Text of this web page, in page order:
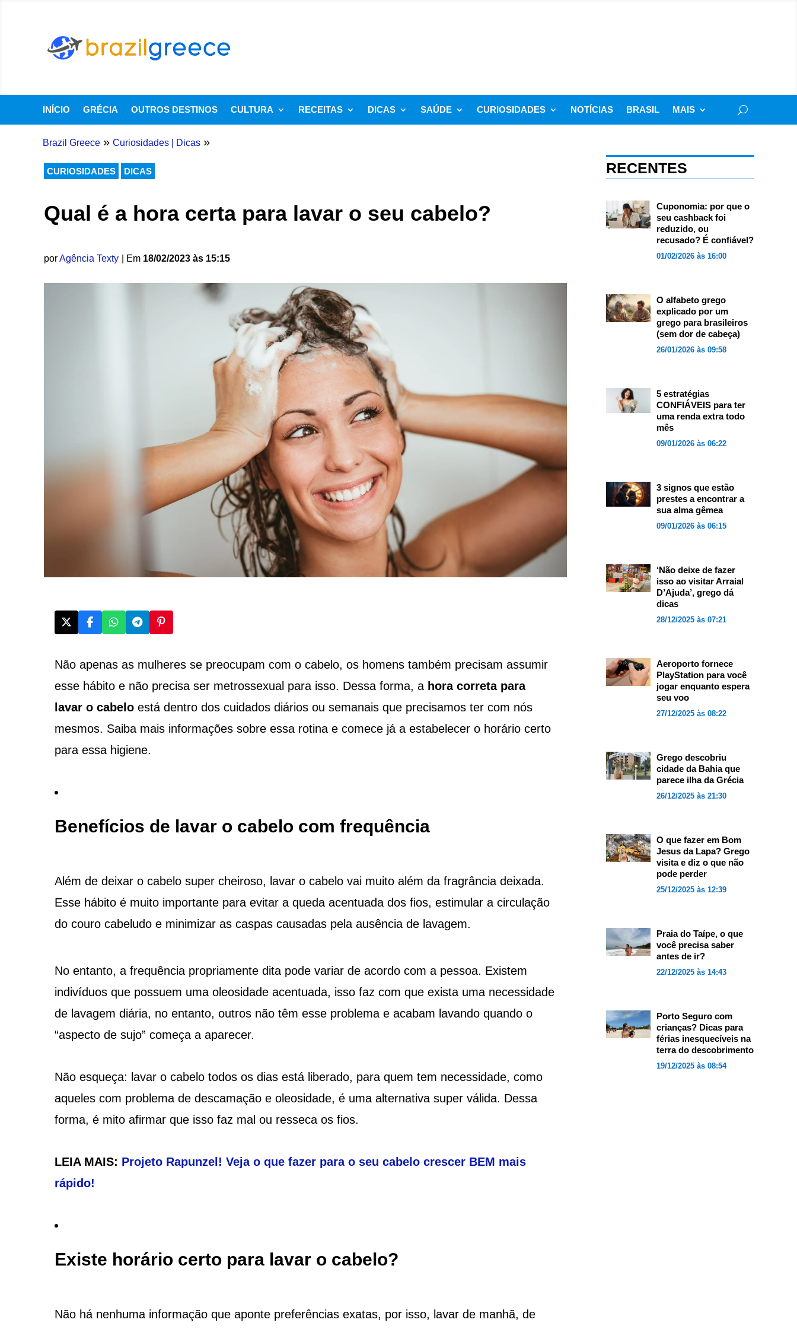
INÍCIO GRÉCIA OUTROS DESTINOS CULTURA RECEITAS DICAS SAÚDE CURIOSIDADES NOTÍCIAS BRASIL MAIS
Brazil Greece » Curiosidades| Dicas »
CURIOSIDADES DICAS
Qual é a hora certa para lavar o seu cabelo?
porAgência Texty | Em 18/02/2023 às 15:15
Não apenas as mulheres se preocupam com o cabelo, os homens também precisam assumir
esse hábito e não precisa ser metrossexual para isso. Dessa forma, a hora correta para
lavar o cabeloestá dentro dos cuidados diários ou semanais que precisamos ter com nós
mesmos. Saiba mais informações sobre essa rotina e comece já a estabelecer o horário certo
para essa higiene.
Benefícios de lavar o cabelo com frequência
Além de deixar o cabelo super cheiroso, lavar o cabelo vai muito além da fragrância deixada.
Esse hábito é muito importante para evitar a queda acentuada dos fios, estimular a circulação
do couro cabeludo e minimizar as caspas causadas pela ausência de lavagem.
No entanto, a frequência propriamente dita pode variar de acordo com a pessoa. Existem
indivíduos que possuem uma oleosidade acentuada, isso faz com que exista uma necessidade
de lavagem diária, no entanto, outros não têm esse problema e acabam lavando quando o
“aspecto de sujo” começa a aparecer.
Não esqueça: lavar o cabelo todos os dias está liberado, para quem tem necessidade, como
aqueles com problema de descamação e oleosidade, é uma alternativa super válida. Dessa
forma, é mito afirmar que isso faz mal ou resseca os fios.
LEIA MAIS: Projeto Rapunzel! Veja o que fazer para o seu cabelo crescer BEM mais
rápido!
Existe horário certo para lavar o cabelo?
Não há nenhuma informação que aponte preferências exatas, por isso, lavar de manhã, de
RECENTES
Cuponomia: por que o
seu cashback foi
reduzido, ou
recusado? É confiável?
01/02/2026 às 16:00
O alfabeto grego
explicado por um
grego para brasileiros
(sem dor de cabeça)
26/01/2026 às 09:58
5 estratégias
CONFIÁVEIS para ter
uma renda extra todo
mês
09/01/2026 às 06:22
3 signos que estão
prestes a encontrar a
sua alma gêmea
09/01/2026 às 06:15
‘Não deixe de fazer
isso ao visitar Arraial
D’Ajuda’, grego dá
dicas
28/12/2025 às 07:21
Aeroporto fornece
PlayStation para você
jogar enquanto espera
seu voo
27/12/2025 às 08:22
Grego descobriu
cidade da Bahia que
parece ilha da Grécia
26/12/2025 às 21:30
O que fazer em Bom
Jesus da Lapa? Grego
visita e diz o que não
pode perder
25/12/2025 às 12:39
Praia do Taípe, o que
você precisa saber
antes de ir?
22/12/2025 às 14:43
Porto Seguro com
crianças? Dicas para
férias inesquecíveis na
terra do descobrimento
19/12/2025 às 08:54